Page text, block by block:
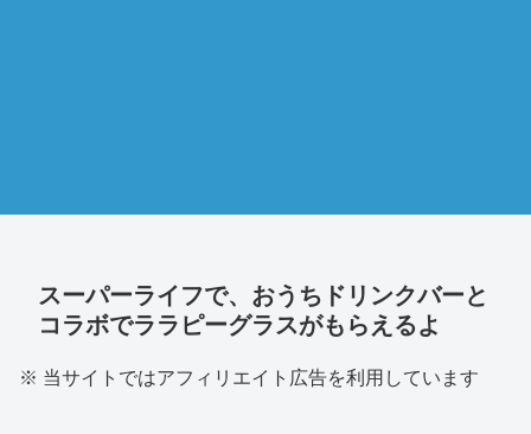
スーパーライフで、おうちドリンクバーと
コラボでララピーグラスがもらえるよ
※ 当サイトではアフィリエイト広告を利用しています